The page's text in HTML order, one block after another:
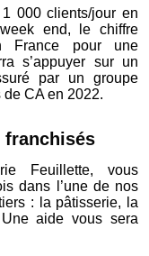
000 clients/jour en
end, le chiffre
France pour une
s’appuyer sur un
par un groupe
CA en 2022.
franchisés
Feuillette, vous
dans l’une de nos
: la pâtisserie, la
aide vous sera